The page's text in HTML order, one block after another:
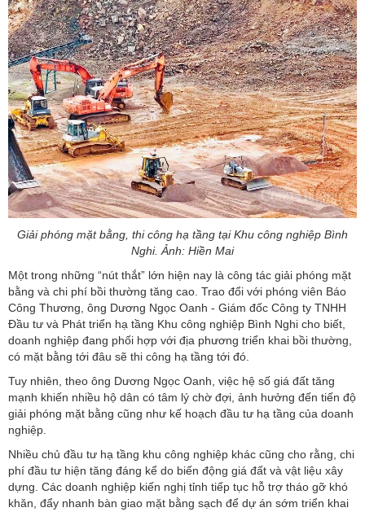
Giải phóng mặt bằng, thi công hạ tầng tại Khu công nghiệp Bình
Nghi. Ảnh: Hiền Mai
Một trong những “nút thắt” lớn hiện nay là công tác giải phóng mặt
bằng và chi phí bồi thường tăng cao. Trao đổi với phóng viên Báo
Công Thương, ông Dương Ngọc Oanh - Giám đốc Công ty TNHH
Đầu tư và Phát triển hạ tầng Khu công nghiệp Bình Nghi cho biết,
doanh nghiệp đang phối hợp với địa phương triển khai bồi thường,
có mặt bằng tới đâu sẽ thi công hạ tầng tới đó.
Tuy nhiên, theo ông Dương Ngọc Oanh, việc hệ số giá đất tăng
mạnh khiến nhiều hộ dân có tâm lý chờ đợi, ảnh hưởng đến tiến độ
giải phóng mặt bằng cũng như kế hoạch đầu tư hạ tầng của doanh
nghiệp.
Nhiều chủ đầu tư hạ tầng khu công nghiệp khác cũng cho rằng, chi
phí đầu tư hiện tăng đáng kể do biến động giá đất và vật liệu xây
dựng. Các doanh nghiệp kiến nghị tỉnh tiếp tục hỗ trợ tháo gỡ khó
khăn, đẩy nhanh bàn giao mặt bằng sạch để dự án sớm triển khai